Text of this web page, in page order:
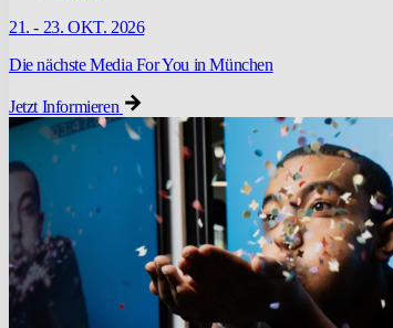
21. - 23. OKT. 2026
Die nächste Media For You in München
Jetzt Informieren